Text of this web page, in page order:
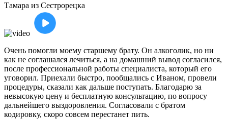
Тамара из Сестрорецка
Очень помогли моему старшему брату. Он алкоголик, но ни
как не соглашался лечиться, а на домашний вывод согласился,
после профессиональной работы специалиста, который его
уговорил. Приехали быстро, пообщались с Иваном, провели
процедуры, сказали как дальше поступать. Благодарю за
невысокую цену и бесплатную консультацию, по вопросу
дальнейшего выздоровления. Согласовали с братом
кодировку, скоро совсем перестанет пить.